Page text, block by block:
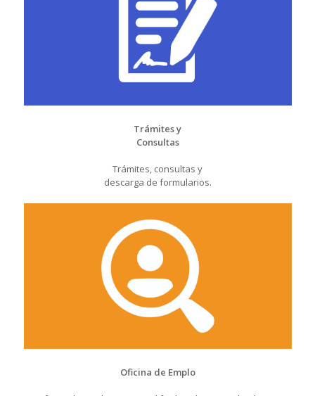
Trámites y
Consultas
Trámites, consultas y
descarga de formularios.
Oficina de Emplo